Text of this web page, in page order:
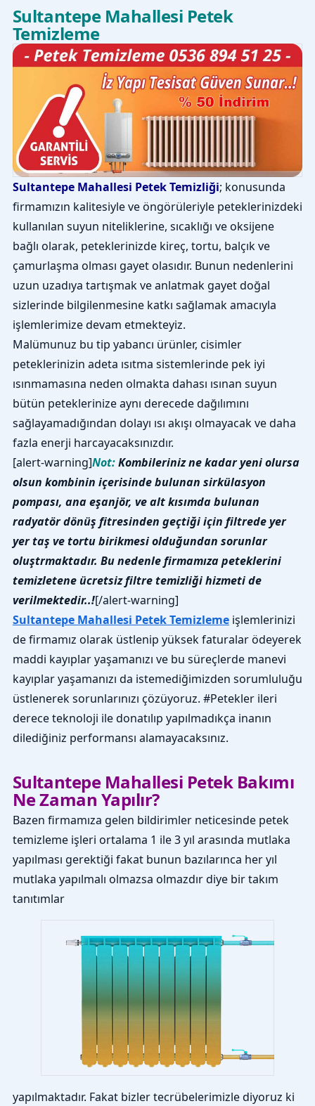
Sultantepe Mahallesi Petek
Temizleme
Sultantepe Mahallesi Petek Temizliği; konusunda
firmamızın kalitesiyle ve öngörüleriyle peteklerinizdeki
kullanılan suyun niteliklerine, sıcaklığı ve oksijene
bağlı olarak, peteklerinizde kireç, tortu, balçık ve
çamurlaşma olması gayet olasıdır. Bunun nedenlerini
uzun uzadıya tartışmak ve anlatmak gayet doğal
sizlerinde bilgilenmesine katkı sağlamak amacıyla
işlemlerimize devam etmekteyiz.
Malümunuz bu tip yabancı ürünler, cisimler
peteklerinizin adeta ısıtma sistemlerinde pek iyi
ısınmamasına neden olmakta dahası ısınan suyun
bütün peteklerinize aynı derecede dağılımını
sağlayamadığından dolayı ısı akışı olmayacak ve daha
fazla enerji harcayacaksınızdır.
[alert-warning]Not:Kombileriniz ne kadar yeni olursa
olsun kombinin içerisinde bulunan sirkülasyon
pompası, ana eşanjör, ve alt kısımda bulunan
radyatör dönüş fitresinden geçtiği için filtrede yer
yer taş ve tortu birikmesi olduğundan sorunlar
oluştrmaktadır. Bu nedenle firmamıza peteklerini
temizletene ücretsiz filtre temizliği hizmeti de
verilmektedir..![/alert-warning]
Sultantepe Mahallesi Petek Temizlemeişlemlerinizi
de firmamız olarak üstlenip yüksek faturalar ödeyerek
maddi kayıplar yaşamanızı ve bu süreçlerde manevi
kayıplar yaşamanızı da istemediğimizden sorumluluğu
üstlenerek sorunlarınızı çözüyoruz. #Petekler ileri
derece teknoloji ile donatılıp yapılmadıkça inanın
dilediğiniz performansı alamayacaksınız.
Sultantepe Mahallesi Petek Bakımı
Ne Zaman Yapılır?
Bazen firmamıza gelen bildirimler neticesinde petek
temizleme işleri ortalama 1 ile 3 yıl arasında mutlaka
yapılması gerektiği fakat bunun bazılarınca her yıl
mutlaka yapılmalı olmazsa olmazdır diye bir takım
tanıtımlar
yapılmaktadır. Fakat bizler tecrübelerimizle diyoruz ki